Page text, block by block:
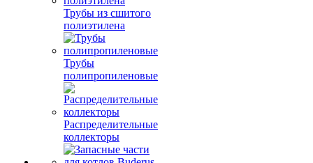
Трубы из сшитого
полиэтилена
Трубы
полипропиленовые
Распределительные
коллекторы